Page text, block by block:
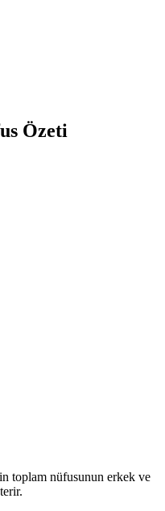
Özeti
toplam nüfusunun erkek ve